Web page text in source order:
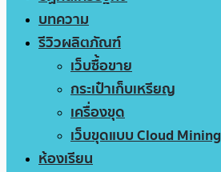
บทความ
รีวิวผลิตภัณฑ์
เว็บซื้อขาย
กระเป๋าเก็บเหรียญ
เครื่องขุด
เว็บขุดแบบ Cloud Mining
ห้องเรียน